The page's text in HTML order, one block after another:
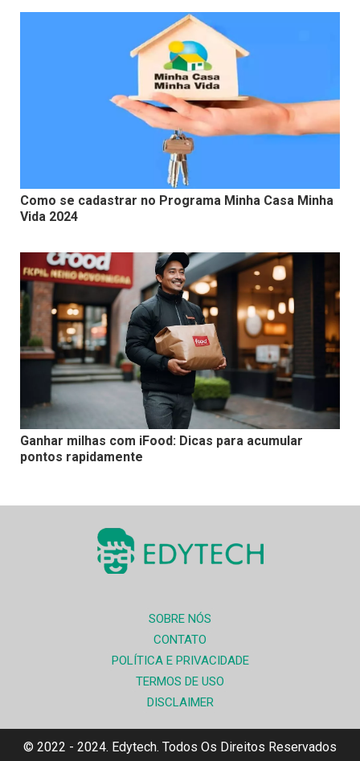
Como se cadastrar no Programa Minha Casa Minha
Vida 2024
Ganhar milhas com iFood: Dicas para acumular
pontos rapidamente
SOBRE NÓS
CONTATO
POLÍTICA E PRIVACIDADE
TERMOS DE USO
DISCLAIMER
© 2022 - 2024. Edytech. Todos Os Direitos Reservados